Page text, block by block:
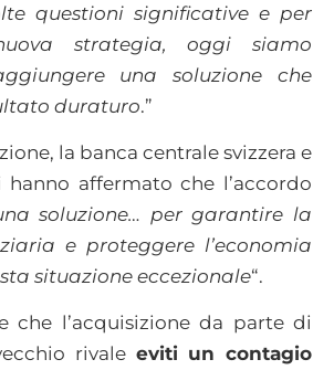
questioni significative e per
strategia, oggi siamo
una soluzione che
duraturo.”
la banca centrale svizzera e
affermato che l’accordo
soluzione… per garantire la
e proteggere l’economia
situazione eccezionale“.
che l’acquisizione da parte di
rivale eviti un contagio